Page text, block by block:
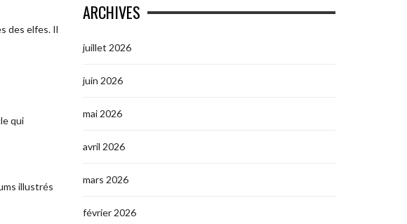
des elfes. Il
qui
illustrés
ARCHIVES
juillet 2026
juin 2026
mai 2026
avril 2026
mars 2026
février 2026